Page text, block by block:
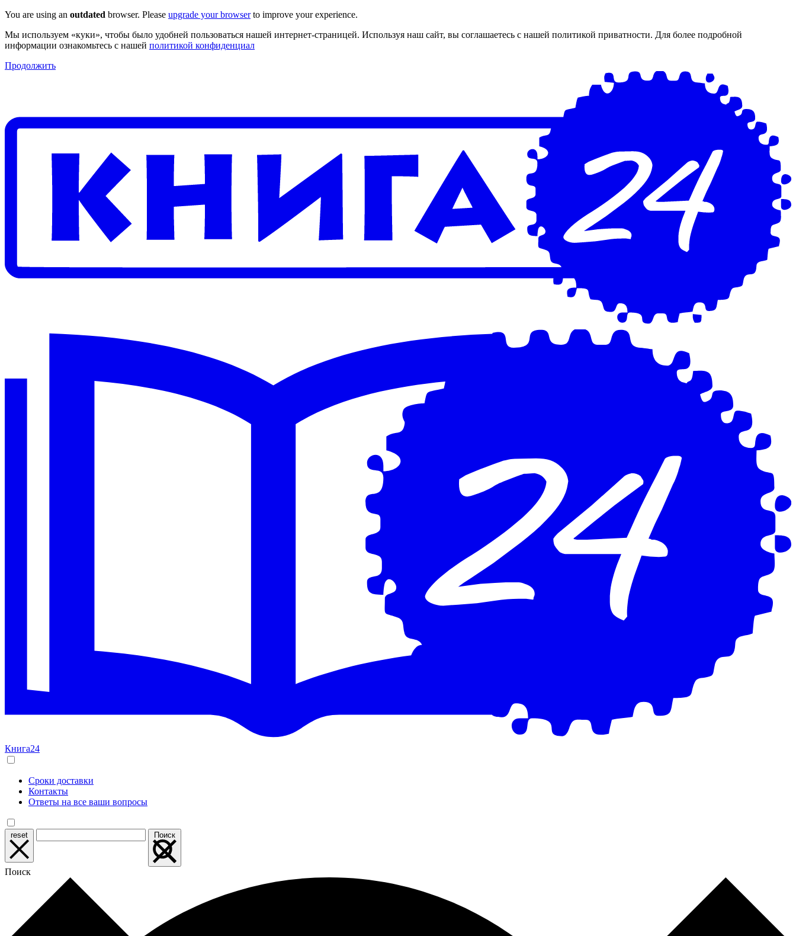
You are using an outdated browser. Please upgrade your browserto improve your experience.
Мы используем «куки», чтобы было удобней пользоваться нашей интернет-страницей. Используя наш сайт, вы соглашаетесь с нашей политикой приватности. Для более подробной
информации ознакомьтесь с нашей политикой конфиденциал
Продолжить
Книга24
Сроки доставки
Контакты
Ответы на все ваши вопросы
reset Поиск
Поиск